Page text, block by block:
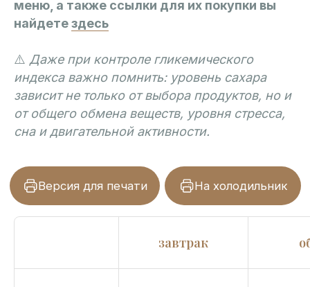
меню, а также ссылки для их покупки вы
найдетездесь
⚠️ Даже при контроле гликемического
индекса важно помнить: уровень сахара
зависит не только от выбора продуктов, но и
от общего обмена веществ, уровня стресса,
сна и двигательной активности.
завтрак